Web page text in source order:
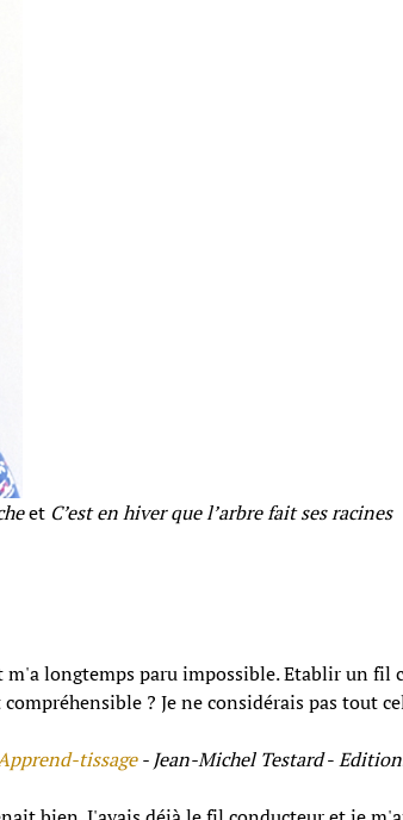
et C’est en hiver que l’arbre fait ses racines
m'a longtemps paru impossible. Etablir un fil
? Je ne considérais pas tout
tissage- Jean-Michel Testard-